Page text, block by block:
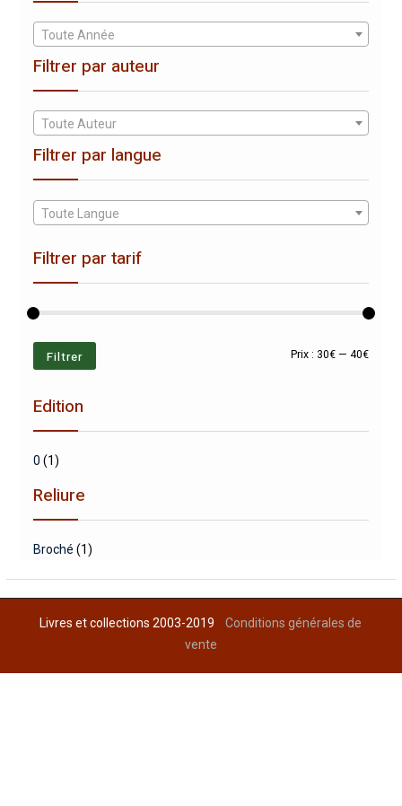
Toute Année
Filtrer par auteur
Toute Auteur
Filtrer par langue
Toute Langue
Filtrer par tarif
Prix
Prix
Filtrer Prix : 30€ —40€
Edition
0 (1)
Reliure
Broché (1)
Livres et collections 2003-2019Conditions générales de
vente